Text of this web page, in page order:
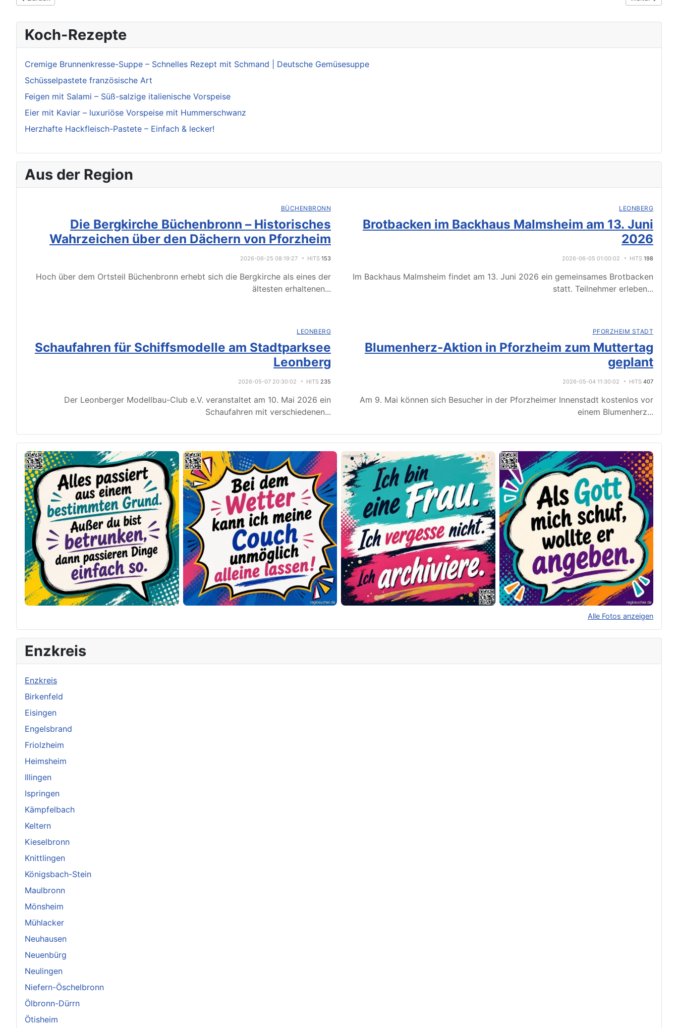
Koch-Rezepte
Cremige Brunnenkresse-Suppe – Schnelles Rezept mit Schmand | Deutsche Gemüsesuppe
Schüsselpastete französische Art
Feigen mit Salami – Süß-salzige italienische Vorspeise
Eier mit Kaviar – luxuriöse Vorspeise mit Hummerschwanz
Herzhafte Hackfleisch-Pastete – Einfach & lecker!
Aus der Region
BÜCHENBRONN
Die Bergkirche Büchenbronn – Historisches
Wahrzeichen über den Dächern von Pforzheim
2026-06-25 08:19:27 HITS 153
Hoch über dem Ortsteil Büchenbronn erhebt sich die Bergkirche als eines der
ältesten erhaltenen...
LEONBERG
Brotbacken im Backhaus Malmsheim am 13. Juni
2026
2026-06-05 01:00:02 HITS 198
Im Backhaus Malmsheim findet am 13. Juni 2026 ein gemeinsames Brotbacken
statt. Teilnehmer erleben...
LEONBERG
Schaufahren für Schiffsmodelle am Stadtparksee
Leonberg
2026-05-07 20:30:02 HITS 235
Der Leonberger Modellbau-Club e.V. veranstaltet am 10. Mai 2026 ein
Schaufahren mit verschiedenen...
PFORZHEIM STADT
Blumenherz-Aktion in Pforzheim zum Muttertag
geplant
2026-05-04 11:30:02 HITS 407
Am 9. Mai können sich Besucher in der Pforzheimer Innenstadt kostenlos vor
einem Blumenherz...
Alle Fotos anzeigen
Original herunterladen
Enzkreis
Enzkreis
Birkenfeld
Eisingen
Engelsbrand
Friolzheim
Heimsheim
Illingen
Ispringen
Kämpfelbach
Keltern
Kieselbronn
Knittlingen
Königsbach-Stein
Maulbronn
Mönsheim
Mühlacker
Neuhausen
Neuenbürg
Neulingen
Niefern-Öschelbronn
Ölbronn-Dürrn
Ötisheim